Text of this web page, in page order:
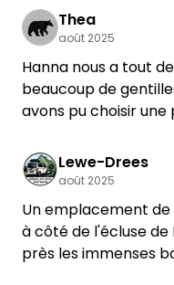
nuit tranquille sur le
avons pu observer
et sortir de l'écluse.
certainement. Merci
Thea
août 2025
Hanna nous a tout
beaucoup de
avons pu choisir
sur les écluses et le
Lewe-Drees
août 2025
Un emplacement
à côté de l'écluse
près les immenses